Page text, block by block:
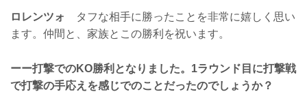
ロレンツォ
タフな相手に勝ったことを非常に嬉しく思い
ます。仲間と、家族とこの勝利を祝います。
ーー打撃でのKO勝利となりました。1ラウンド目に打撃戦
で打撃の手応えを感じでのことだったのでしょうか？